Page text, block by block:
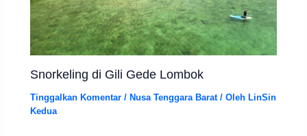
Snorkeling di Gili Gede Lombok
Tinggalkan Komentar / Nusa Tenggara Barat/ Oleh LinSin
Kedua